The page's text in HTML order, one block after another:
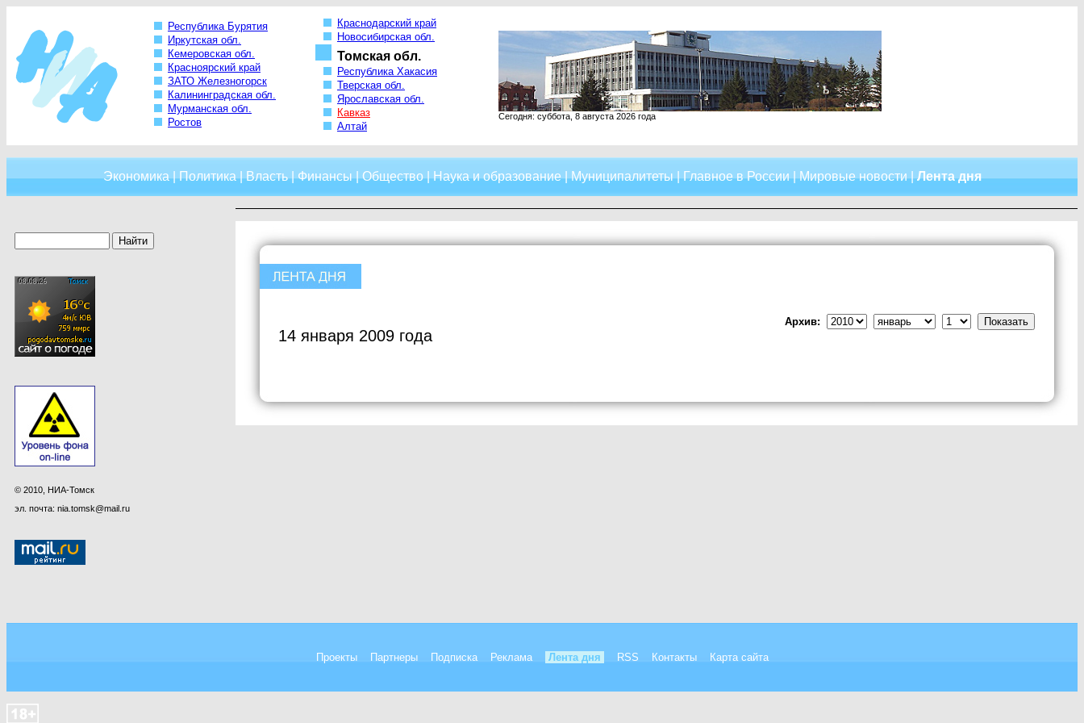
Республика Бурятия
Иркутская обл.
Кемеровская обл.
Красноярский край
ЗАТО Железногорск
Калининградская обл.
Мурманская обл.
Ростов
Краснодарский край
Новосибирская обл.
Томская обл.
Республика Хакасия
Тверская обл.
Ярославская обл.
Кавказ
Алтай
Сегодня: суббота, 8 августа 2026 года
Экономика|Политика|Власть|Финансы|Общество|Наука и образование|Муниципалитеты|Главное в России|Мировые новости|Лента дня
© 2010, НИА-Томск
эл. почта: nia.tomsk@mail.ru
14 января 2009 года
Архив:
Проекты Партнеры Подписка Реклама Лента дня RSS Контакты Карта сайта